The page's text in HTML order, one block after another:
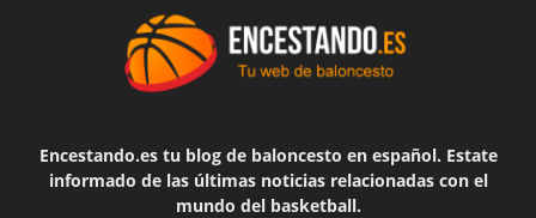
Encestando.es tu blog de baloncesto en español. Estate
informado de las últimas noticias relacionadas con el
mundo del basketball.